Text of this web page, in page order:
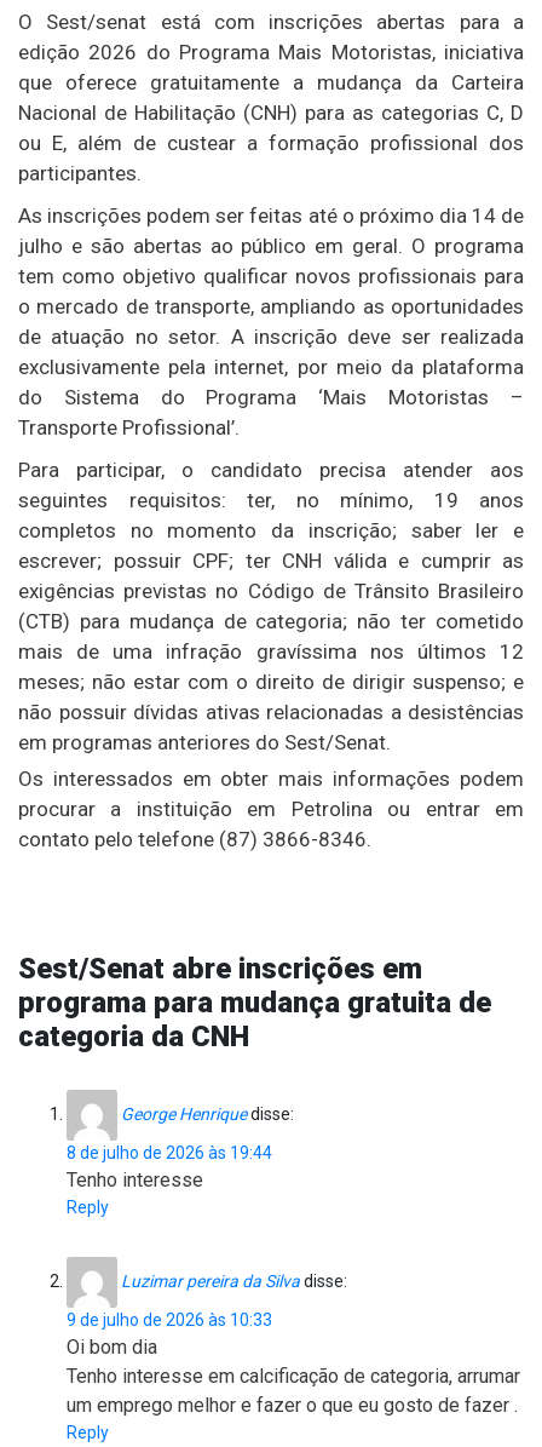
O Sest/senat está com inscrições abertas para a
edição 2026 do Programa Mais Motoristas, iniciativa
que oferece gratuitamente a mudança da Carteira
Nacional de Habilitação (CNH) para as categorias C, D
ou E, além de custear a formação profissional dos
participantes.
As inscrições podem ser feitas até o próximo dia 14 de
julho e são abertas ao público em geral. O programa
tem como objetivo qualificar novos profissionais para
o mercado de transporte, ampliando as oportunidades
de atuação no setor. A inscrição deve ser realizada
exclusivamente pela internet, por meio da plataforma
do Sistema do Programa ‘Mais Motoristas –
Transporte Profissional’.
Para participar, o candidato precisa atender aos
seguintes requisitos: ter, no mínimo, 19 anos
completos no momento da inscrição; saber ler e
escrever; possuir CPF; ter CNH válida e cumprir as
exigências previstas no Código de Trânsito Brasileiro
(CTB) para mudança de categoria; não ter cometido
mais de uma infração gravíssima nos últimos 12
meses; não estar com o direito de dirigir suspenso; e
não possuir dívidas ativas relacionadas a desistências
em programas anteriores do Sest/Senat.
Os interessados em obter mais informações podem
procurar a instituição em Petrolina ou entrar em
contato pelo telefone (87) 3866-8346.
Sest/Senat abre inscrições em
programa para mudança gratuita de
categoria da CNH
George Henriquedisse:
8 de julho de 2026 às 19:44
Tenho interesse
Reply
Luzimar pereira da Silvadisse:
9 de julho de 2026 às 10:33
Oi bom dia
Tenho interesse em calcificação de categoria, arrumar
um emprego melhor e fazer o que eu gosto de fazer .
Reply